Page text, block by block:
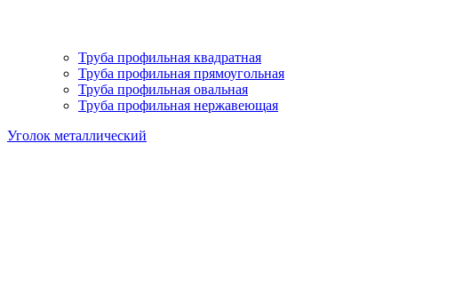
Труба профильная квадратная
Труба профильная прямоугольная
Труба профильная овальная
Труба профильная нержавеющая
Уголок металлический